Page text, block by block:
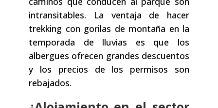
intransitables. La ventaja de hacer
trekking con gorilas de montaña en la
temporada de lluvias es que los
albergues ofrecen grandes descuentos
y los precios de los permisos son
rebajados.